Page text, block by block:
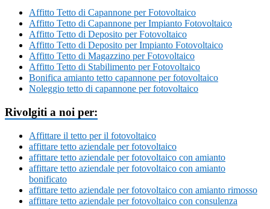
Affitto Tetto di Capannone per Fotovoltaico
Affitto Tetto di Capannone per Impianto Fotovoltaico
Affitto Tetto di Deposito per Fotovoltaico
Affitto Tetto di Deposito per Impianto Fotovoltaico
Affitto Tetto di Magazzino per Fotovoltaico
Affitto Tetto di Stabilimento per Fotovoltaico
Bonifica amianto tetto capannone per fotovoltaico
Noleggio tetto di capannone per fotovoltaico
Rivolgiti a noi per:
Affittare il tetto per il fotovoltaico
affittare tetto aziendale per fotovoltaico
affittare tetto aziendale per fotovoltaico con amianto
affittare tetto aziendale per fotovoltaico con amianto
bonificato
affittare tetto aziendale per fotovoltaico con amianto rimosso
affittare tetto aziendale per fotovoltaico con consulenza